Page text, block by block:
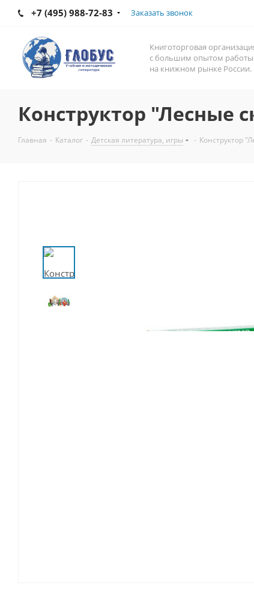
+7 (495) 988-72-83 Заказать звонок
Книготорговая
с большим опытом работы
на книжном рынке России.
Конструктор "Лесные
Главная - Каталог - Детская литература, игры - Конструктор